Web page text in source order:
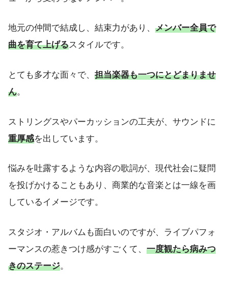
地元の仲間で結成し、結束力があり、 メンバー全員で
曲を育て上げるスタイルです。
とても多才な面々で、 担当楽器も一つにとどまりませ
ん。
ストリングスやパーカッションの工夫が、サウンドに
重厚感を出しています。
悩みを吐露するような内容の歌詞が、現代社会に疑問
を投げかけることもあり、商業的な音楽とは一線を画
しているイメージです。
スタジオ・アルバムも面白いのですが、ライブパフォ
ーマンスの惹きつけ感がすごくて、 一度観たら病みつ
きのステージ。